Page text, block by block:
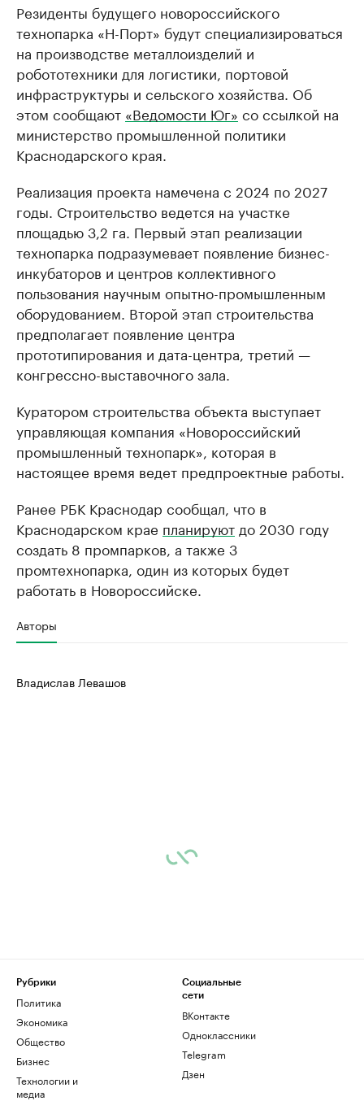
Резиденты будущего новороссийского
технопарка «Н-Порт» будут специализироваться
на производстве металлоизделий и
робототехники для логистики, портовой
инфраструктуры и сельского хозяйства. Об
этом сообщают «Ведомости Юг» со ссылкой на
министерство промышленной политики
Краснодарского края.
Реализация проекта намечена с 2024 по 2027
годы. Строительство ведется на участке
площадью 3,2 га. Первый этап реализации
технопарка подразумевает появление бизнес-
инкубаторов и центров коллективного
пользования научным опытно-промышленным
оборудованием. Второй этап строительства
предполагает появление центра
прототипирования и дата-центра, третий —
конгрессно-выставочного зала.
Куратором строительства объекта выступает
управляющая компания «Новороссийский
промышленный технопарк», которая в
настоящее время ведет предпроектные работы.
Ранее РБК Краснодар сообщал, что в
Краснодарском крае планируют до 2030 году
создать 8 промпарков, а также 3
промтехнопарка, один из которых будет
работать в Новороссийске.
Авторы
Владислав Левашов
Рубрики
Политика
Экономика
Общество
Бизнес
Технологии и
медиа
Социальные
сети
ВКонтакте
Одноклассники
Telegram
Дзен